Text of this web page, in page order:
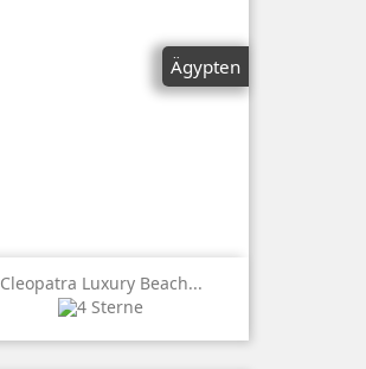
Ägypten
Cleopatra Luxury Beach...